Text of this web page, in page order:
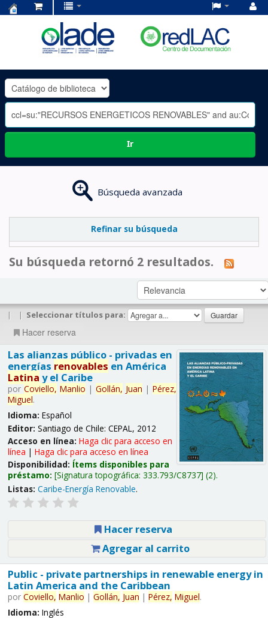
OLADE
-
Ir
Búsqueda avanzada
Refinar su búsqueda
Su búsqueda retornó 2 resultados.
| | Seleccionar títulos para:
Hacer reserva
Las alianzas público - privadas en
energías renovables en América
Latina y el Caribe
por Coviello, Manlio | Gollán, Juan | Pérez,
Miguel.
Idioma: Español
Editor: Santiago de Chile: CEPAL, 2012
Acceso en línea: Haga clic para acceso en
línea | Haga clic para acceso en línea
Disponibilidad: Ítems disponibles para
préstamo: Signatura topográfica: 333.793/C8737 (2).
Listas: Caribe-Energía Renovable.
Hacer reserva
Agregar al carrito
Public - private partnerships in renewable energy in
Latin America and the Caribbean
por Coviello, Manlio | Gollán, Juan | Pérez, Miguel.
Idioma: Inglés